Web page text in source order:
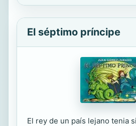
El séptimo príncipe
El rey de un país lejano tenia